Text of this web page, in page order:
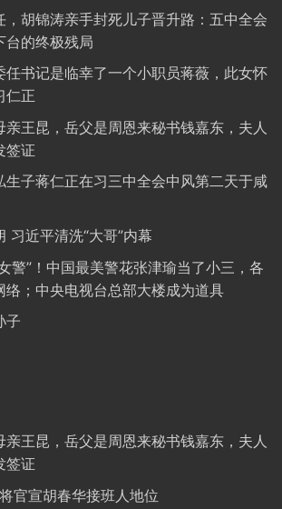
，胡锦涛亲手封死儿子晋升路：五中全会
台的终极残局
任书记是临幸了一个小职员蒋薇，此女怀
仁正
亲王昆，岳父是周恩来秘书钱嘉东，夫人
签证
生子蒋仁正在习三中全会中风第二天于咸
习近平清洗“大哥”内幕
警”！中国最美警花张津瑜当了小三，各
络；中央电视台总部大楼成为道具
子
亲王昆，岳父是周恩来秘书钱嘉东，夫人
签证
官宣胡春华接班人地位